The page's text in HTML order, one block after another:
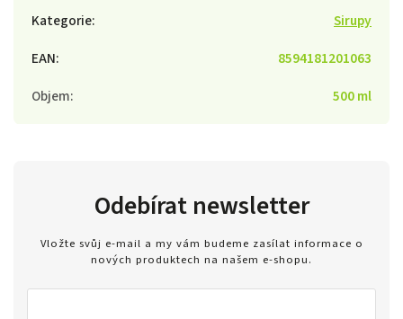
Kategorie:
Sirupy
EAN:
8594181201063
Objem: 500 ml
Odebírat newsletter
Vložte svůj e-mail a my vám budeme zasílat informace o
nových produktech na našem e-shopu.